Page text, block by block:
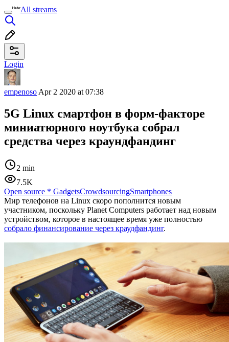
All streams
Login
empenoso Apr 2 2020 at 07:38
5G Linux смартфон в форм-факторе
миниатюрного ноутбука собрал
средства через краундфандинг
2 min
7.5K
Open source * GadgetsCrowdsourcingSmartphones
Мир телефонов на Linux скоро пополнится новым
участником, поскольку Planet Computers работает над новым
устройством, которое в настоящее время уже полностью
собрало финансирование через краудфандинг.